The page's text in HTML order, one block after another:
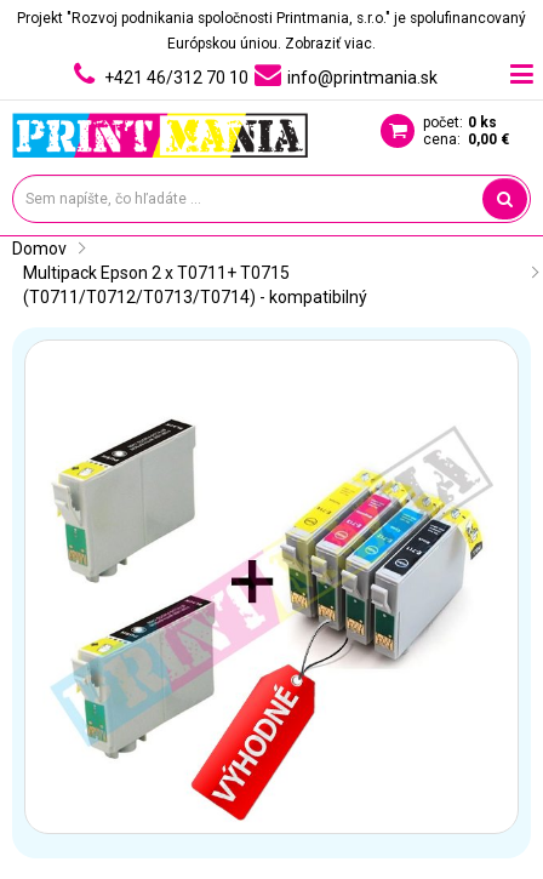
Projekt "Rozvoj podnikania spoločnosti Printmania, s.r.o." je spolufinancovaný
Európskou úniou. Zobraziť viac.
+421 46/312 70 10 info@printmania.sk
počet: 0 ks
cena: 0,00 €
Domov
Multipack Epson 2 x T0711+ T0715
(T0711/T0712/T0713/T0714) - kompatibilný